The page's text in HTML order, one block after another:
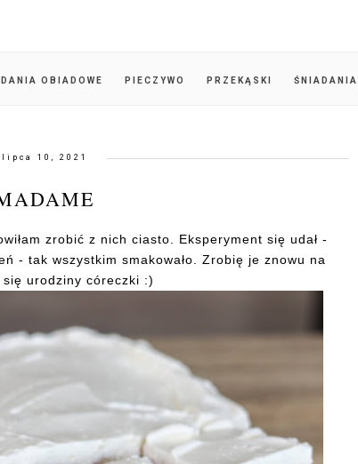
DANIA OBIADOWE PIECZYWO PRZEKĄSKI ŚNIADANIA
lipca 10, 2021
zrobić z nich ciasto. Eksperyment się udał -
- tak wszystkim smakowało. Zrobię je znowu na
urodziny córeczki :)